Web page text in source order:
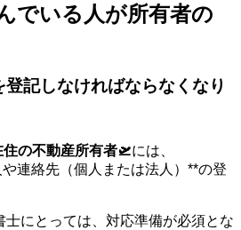
でいる人が所有者の
登記しなければならなくなり
住の不動産所有者🛫には、
連絡先（個人または法人）**の登
にとっては、対応準備が必須とな